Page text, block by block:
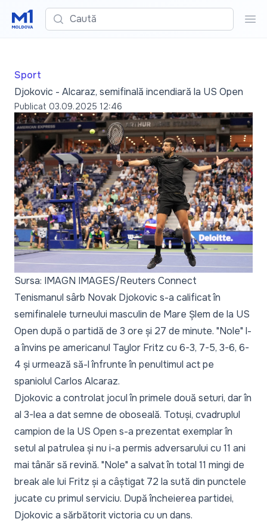
Caută
Sport
Djokovic - Alcaraz, semifinală incendiară la US Open
Publicat 03.09.2025 12:46
Sursa: IMAGN IMAGES/Reuters Connect
Tenismanul sârb Novak Djokovic s-a calificat în
semifinalele turneului masculin de Mare Șlem de la US
Open după o partidă de 3 ore și 27 de minute. "Nole" l-
a învins pe americanul Taylor Fritz cu 6-3, 7-5, 3-6, 6-
4 și urmează să-l înfrunte în penultimul act pe
spaniolul Carlos Alcaraz.
Djokovic a controlat jocul în primele două seturi, dar în
al 3-lea a dat semne de oboseală. Totuși, cvadruplul
campion de la US Open s-a prezentat exemplar în
setul al patrulea și nu i-a permis adversarului cu 11 ani
mai tânăr să revină. "Nole" a salvat în total 11 mingi de
break ale lui Fritz și a câștigat 72 la sută din punctele
jucate cu primul serviciu. După încheierea partidei,
Djokovic a sărbătorit victoria cu un dans.